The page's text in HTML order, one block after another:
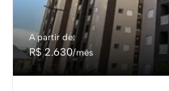
A partir de:
R$ 2.630/mês